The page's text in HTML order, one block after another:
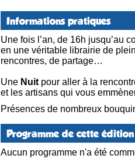
Informations pratiques
Une fois l’an, de 16h jusqu’au
en une véritable librairie de
rencontres, de partage…
Une Nuit pour aller à la
et les artisans qui vous
Présences de nombreux
Programme de cette édition
Aucun programme n'a été